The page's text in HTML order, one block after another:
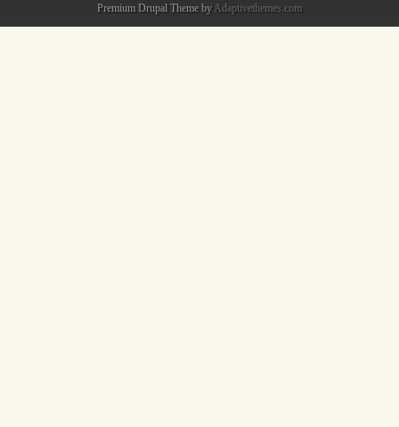
Premium Drupal Theme by Adaptivethemes.com